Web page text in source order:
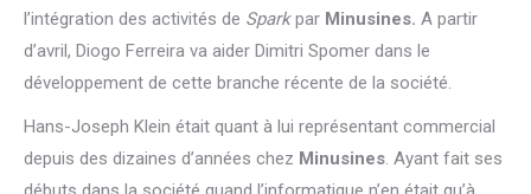
l’intégration des activités de Sparkpar Minusines. A partir
d’avril, Diogo Ferreira va aider Dimitri Spomer dans le
développement de cette branche récente de la société.
Hans-Joseph Klein était quant à lui représentant commercial
depuis des dizaines d’années chez Minusines. Ayant fait ses